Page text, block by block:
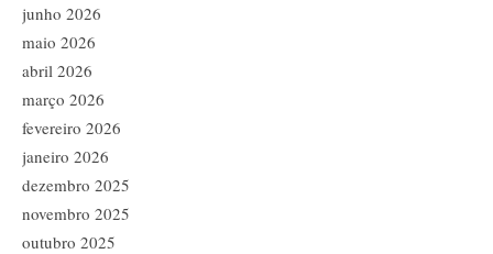
junho 2026
maio 2026
abril 2026
março 2026
fevereiro 2026
janeiro 2026
dezembro 2025
novembro 2025
outubro 2025